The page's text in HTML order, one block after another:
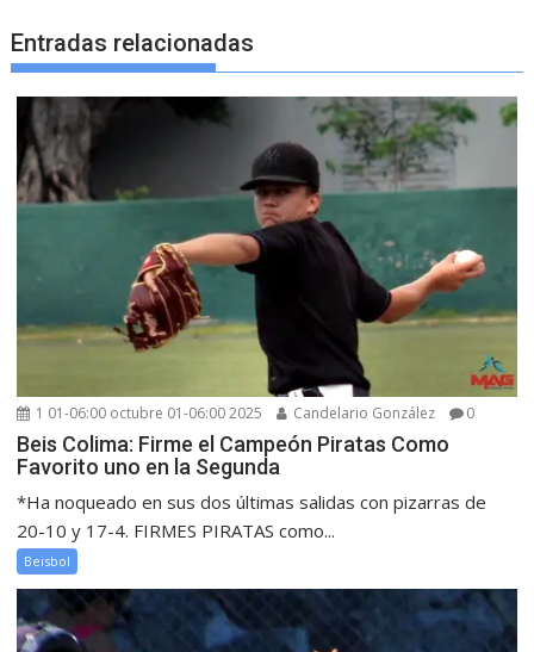
Entradas relacionadas
1 01-06:00 octubre 01-06:00 2025 Candelario González 0
Beis Colima: Firme el Campeón Piratas Como
Favorito uno en la Segunda
*Ha noqueado en sus dos últimas salidas con pizarras de
20-10 y 17-4. FIRMES PIRATAS como...
Beisbol